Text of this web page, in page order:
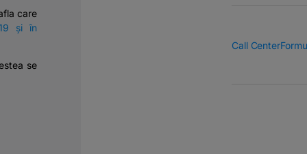
Call Center
care
și în
se